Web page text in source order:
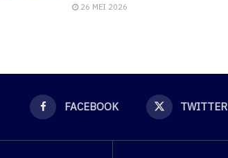
26 MEI 2026
FACEBOOK TWITTER